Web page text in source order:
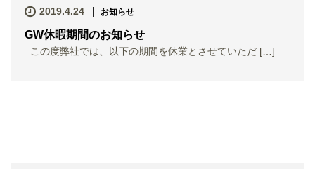
2019.4.24 お知らせ
GW休暇期間のお知らせ
この度弊社では、以下の期間を休業とさせていただ […]